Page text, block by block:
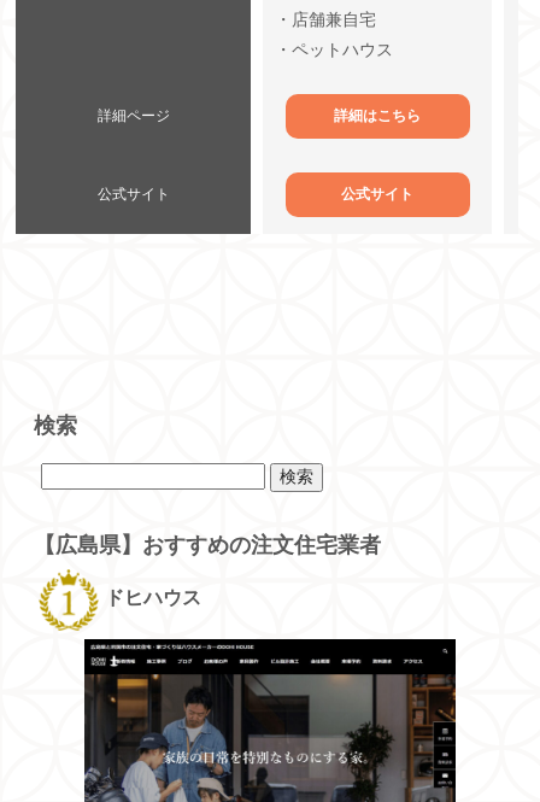
・店舗兼自宅
・ペットハウス
詳細ページ 詳細はこちら
公式サイト 公式サイト
検索
【広島県】おすすめの注文住宅業者
ドヒハウス